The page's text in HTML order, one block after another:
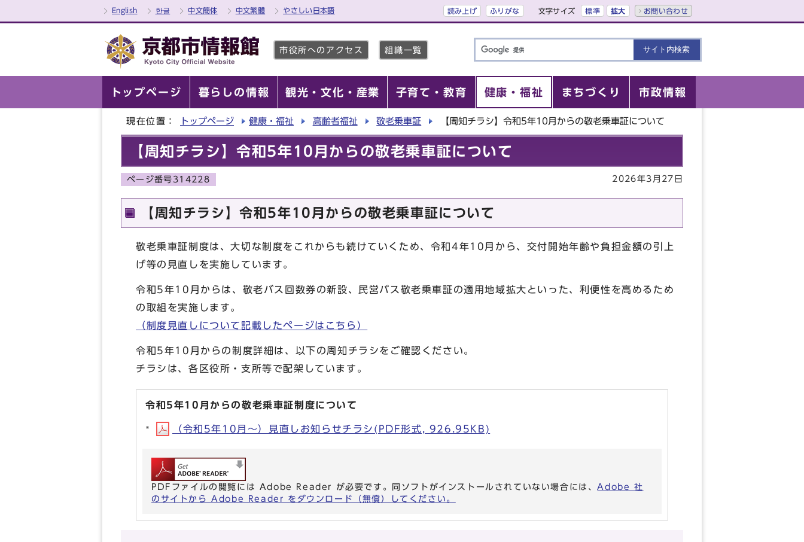
English 한글 中文簡体 中文繁體 やさしい日本語 読み上げ ふりがな 文字サイズ 標準 拡大 お問い合わせ
市役所へのアクセス 組織一覧
トップページ 暮らしの情報 観光・文化・産業 子育て・教育 健康・福祉 まちづくり 市政情報
現在位置： トップページ 健康・福祉 高齢者福祉 敬老乗車証 【周知チラシ】令和5年10月からの敬老乗車証について
【周知チラシ】令和5年10月からの敬老乗車証について
ページ番号314228 2026年3月27日
【周知チラシ】令和5年10月からの敬老乗車証について
敬老乗車証制度は、大切な制度をこれからも続けていくため、令和4年10月から、交付開始年齢や負担金額の引上
げ等の見直しを実施しています。
令和5年10月からは、敬老バス回数券の新設、民営バス敬老乗車証の適用地域拡大といった、利便性を高めるため
の取組を実施します。
（制度見直しについて記載したページはこちら）
令和5年10月からの制度詳細は、以下の周知チラシをご確認ください。
チラシは、各区役所・支所等で配架しています。
令和5年10月からの敬老乗車証制度について
（令和5年10月～）見直しお知らせチラシ(PDF形式, 926.95KB)
PDFファイルの閲覧には Adobe Reader が必要です。同ソフトがインストールされていない場合には、Adobe 社
のサイトから Adobe Reader をダウンロード（無償）してください。